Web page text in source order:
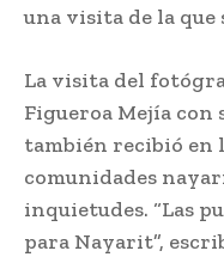
una visita de la que
La visita del
Figueroa Mejía
también recibió en
comunidades
inquietudes. “Las
para Nayarit”,